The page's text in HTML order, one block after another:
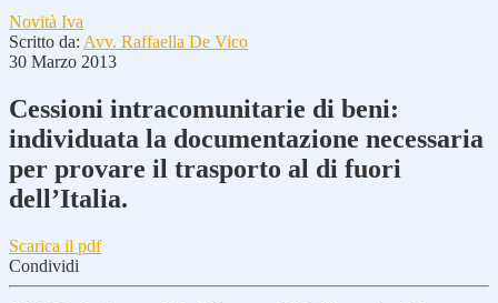
Novità Iva
Scritto da: Avv. Raffaella De Vico
30 Marzo 2013
Cessioni intracomunitarie di beni:
individuata la documentazione necessaria
per provare il trasporto al di fuori
dell’Italia.
Scarica il pdf
Condividi